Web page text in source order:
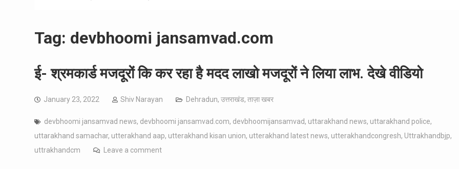
Tag: devbhoomi jansamvad.com
ई- श्रमकार्ड मजदूरों कि कर रहा है मदद लाखो मजदूरों ने लिया लाभ. देखे वीडियो
January 23, 2022 Shiv Narayan Dehradun, उत्तराखंड, ताज़ा खबर
devbhoomi jansamvad news, devbhoomi jansamvad.com, devbhoomijansamvad, uttarakhand news, uttarakhand police,
uttarakhand samachar, utterakhand aap, utterakhand kisan union, utterakhand latest news, utterakhandcongresh, Uttrakhandbjp,
uttrakhandcm
Leave a comment